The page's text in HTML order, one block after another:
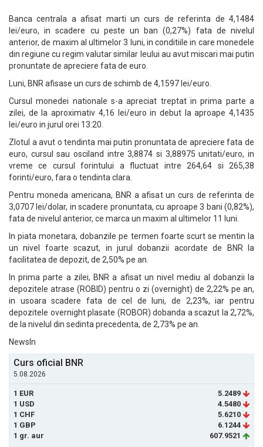
Banca centrala a afisat marti un curs de referinta de 4,1484
lei/euro, in scadere cu peste un ban (0,27%) fata de nivelul
anterior, de maxim al ultimelor 3 luni, in conditiile in care monedele
din regiune cu regim valutar similar leului au avut miscari mai putin
pronuntate de apreciere fata de euro.
Luni, BNR afisase un curs de schimb de 4,1597 lei/euro.
Cursul monedei nationale s-a apreciat treptat in prima parte a
zilei, de la aproximativ 4,16 lei/euro in debut la aproape 4,1435
lei/euro in jurul orei 13:20.
Zlotul a avut o tendinta mai putin pronuntata de apreciere fata de
euro, cursul sau osciland intre 3,8874 si 3,88975 unitati/euro, in
vreme ce cursul forintului a fluctuat intre 264,64 si 265,38
forinti/euro, fara o tendinta clara.
Pentru moneda americana, BNR a afisat un curs de referinta de
3,0707 lei/dolar, in scadere pronuntata, cu aproape 3 bani (0,82%),
fata de nivelul anterior, ce marca un maxim al ultimelor 11 luni.
In piata monetara, dobanzile pe termen foarte scurt se mentin la
un nivel foarte scazut, in jurul dobanzii acordate de BNR la
facilitatea de depozit, de 2,50% pe an.
In prima parte a zilei, BNR a afisat un nivel mediu al dobanzii la
depozitele atrase (ROBID) pentru o zi (overnight) de 2,22% pe an,
in usoara scadere fata de cel de luni, de 2,23%, iar pentru
depozitele overnight plasate (ROBOR) dobanda a scazut la 2,72%,
de la nivelul din sedinta precedenta, de 2,73% pe an.
NewsIn
Curs oficial BNR
5.08.2026
1 EUR
5.2489
1 USD
4.5480
1 CHF
5.6210
1 GBP
6.1244
1 gr. aur
607.9521